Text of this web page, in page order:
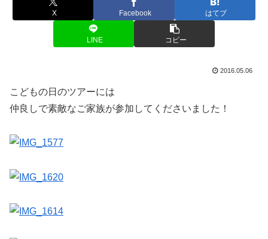
X Facebook はてブ
LINE コピー
2016.05.06
こどもの日のツアーには
仲良しで素敵なご家族が参加してくださいました！